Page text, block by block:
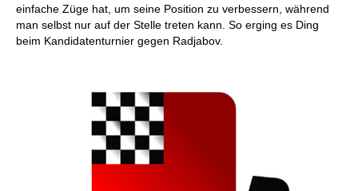
einfache Züge hat, um seine Position zu verbessern, während
man selbst nur auf der Stelle treten kann. So erging es Ding
beim Kandidatenturnier gegen Radjabov.